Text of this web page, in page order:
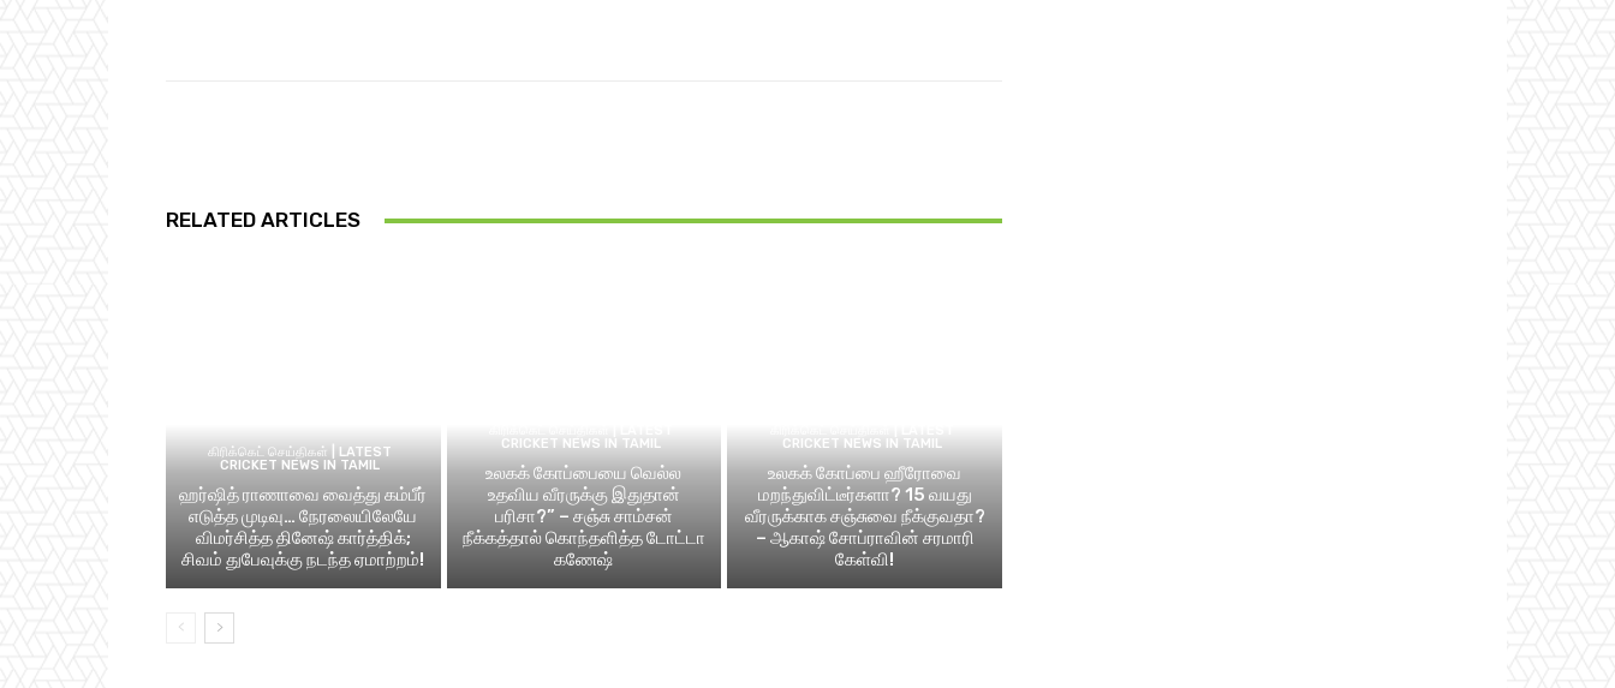
RELATED ARTICLES
கிரிக்கெட் செய்திகள் | LATEST
CRICKET NEWS IN TAMIL
ஹர்ஷித் ராணாவை வைத்து கம்பீர்
எடுத்த முடிவு… நேரலையிலேயே
விமர்சித்த தினேஷ் கார்த்திக்;
சிவம் துபேவுக்கு நடந்த ஏமாற்றம்!
CRICKET NEWS IN TAMIL
உலகக் கோப்பையை வெல்ல
உதவிய வீரருக்கு இதுதான்
பரிசா?” – சஞ்சு சாம்சன்
நீக்கத்தால் கொந்தளித்த டோட்டா
கணேஷ்
CRICKET NEWS IN TAMIL
உலகக் கோப்பை ஹீரோவை
மறந்துவிட்டீர்களா? 15 வயது
வீரருக்காக சஞ்சுவை நீக்குவதா?
– ஆகாஷ் சோப்ராவின் சரமாரி
கேள்வி!